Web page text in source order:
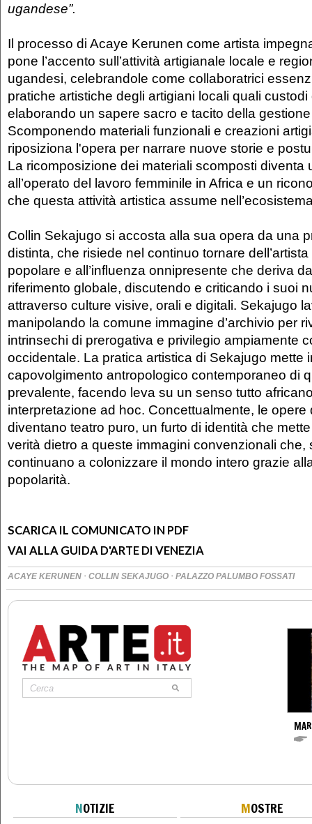
ugandese”.
Il processo di Acaye Kerunen come artista
pone l’accento sull’attività artigianale locale e
ugandesi, celebrandole come collaboratrici
pratiche artistiche degli artigiani locali quali
elaborando un sapere sacro e tacito della
Scomponendo materiali funzionali e creazioni
riposiziona l'opera per narrare nuove storie e
La ricomposizione dei materiali scomposti diventa
all’operato del lavoro femminile in Africa e un
che questa attività artistica assume
Collin Sekajugo si accosta alla sua opera da una
distinta, che risiede nel continuo tornare
popolare e all’influenza onnipresente che deriva
riferimento globale, discutendo e criticando i suoi
attraverso culture visive, orali e digitali. Sekajugo
manipolando la comune immagine d’archivio per
intrinsechi di prerogativa e privilegio ampiamente
occidentale. La pratica artistica di Sekajugo mette
capovolgimento antropologico contemporaneo di
prevalente, facendo leva su un senso tutto
interpretazione ad hoc. Concettualmente, le opere
diventano teatro puro, un furto di identità che
verità dietro a queste immagini convenzionali che,
continuano a colonizzare il mondo intero grazie
popolarità.
SCARICA IL COMUNICATO IN PDF
VAI ALLA GUIDA D'ARTE DI VENEZIA
ACAYE KERUNEN · COLLIN SEKAJUGO · PALAZZO PALUMBO FOSSATI
NOTIZIE MOSTRE